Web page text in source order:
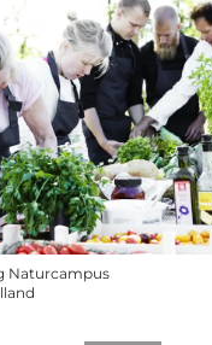
Naturcampus